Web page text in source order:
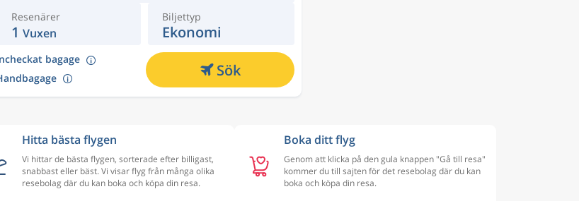
Resenärer
1 Vuxen
Biljettyp
Ekonomi
bagage
Sök
Hitta bästa flygen
Vi hittar de bästa flygen, sorterade efter billigast,
snabbast eller bäst. Vi visar flyg från många olika
resebolag där du kan boka och köpa din resa.
Boka ditt flyg
Genom att klicka på den gula knappen "Gå till resa"
kommer du till sajten för det resebolag där du kan
boka och köpa din resa.